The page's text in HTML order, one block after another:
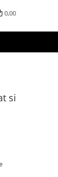
0,00
si